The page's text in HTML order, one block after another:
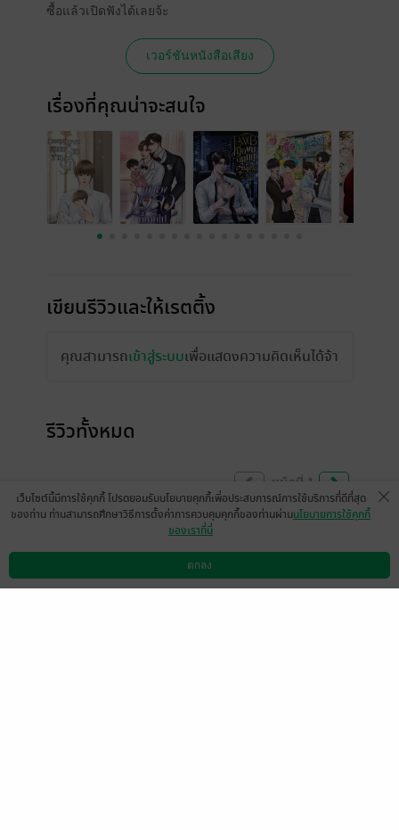
ซื้อแล้วเปิดฟังได้เลยจ้ะ
เวอร์ชันหนังสือเสียง
เรื่องที่คุณน่าจะสนใจ
เขียนรีวิวและให้เรตติ้ง
คุณสามารถเข้าสู่ระบบเพื่อแสดงความคิดเห็นได้จ้า
รีวิวทั้งหมด
หน้าที่ 1
วุ่นวายดีไทม์ไลน์ดูขัดๆเขินๆ บางตอนก็รวบรัด
ดาวน์โหลดแอป วิธีการใช้งาน ติดต่อเรา
เว็บไซต์นี้มีการใช้คุกกี้ โปรดยอมรับนโยบายคุกกี้เพื่อประสบการณ์การใช้บริการที่ดีที่สุด
ของท่าน ท่านสามารถศึกษาวิธีการตั้งค่าการควบคุมคุกกี้ของท่านผ่านนโยบายการใช้คุกกี้
ของเราที่นี่
ตกลง